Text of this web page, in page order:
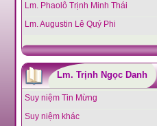
Lm. Phaolô Trịnh Minh Thái
Lm. Augustin Lê Quý Phi
Lm. Trịnh Ngọc Danh
Suy niệm Tin Mừng
Suy niệm khác